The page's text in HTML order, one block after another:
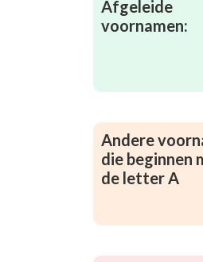
Afgeleide
voornamen:
Andere
die beginnen
de letter A